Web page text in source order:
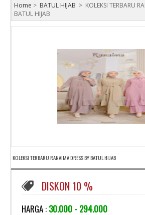
Home > BATUL HIJAB > KOLEKSI TERBARU
BATUL HIJAB
KOLEKSI TERBARU RANAIMA DRESS BY BATUL HIJAB
DISKON 10 %
HARGA : 30.000 - 294.000